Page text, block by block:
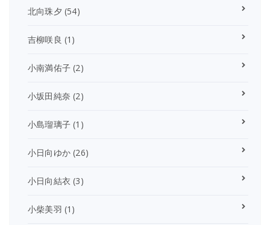
北向珠夕 (54)
吉柳咲良 (1)
小南満佑子 (2)
小坂田純奈 (2)
小島瑠璃子 (1)
小日向ゆか (26)
小日向結衣 (3)
小柴美羽 (1)